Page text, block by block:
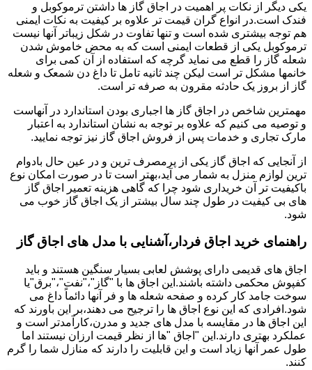
یکی دیگر از نکات پر اهمیت در اجاق گاز ها داشتن ترموکوبل و
فندک است.در انواع گران قیمت تر علاوه بر کیفیت به نکات ایمنی
هم توجه بیشتری شده است و تنها تفاوت در شکل زیباتر آنها نیست
ترموکوبل یکی از قطعات ایمنی است که به محض خاموش شدن
شعله گاز را قطع می نماید گرچه که استفاده از آن کمی برای
خانمها مشکل تر است لیکن چند ثانیه تامل تا داغ دن شمعک و شعله
گاز از بروز یک حادثه مقرون به صرفه تر است.
مهمترین شاخص در اجاق گاز ها اجباری بودن استاندارد در آنهاست
و توصیه می کنیم که علاوه بر توجه به نشان استاندارد به اعتبار
مارک تجاری و خدمات پس از فروش اجاق گاز نیز توجه نمایید.
از آنجایی که اجاق گاز یکی از پرمصرف ترین و در عین حال بادوام
ترین لوازم منزل به شمار می آید،بهتر است تا در صورت امکان نوع
باکیفیت تر آن خریداری شود چرا که گاهی هزینه تعمیر اجاق گاز
های بی کیفیت در طول چند سال بیشتر از یک اجاق گاز خوب می
شود.
راهنمای خرید اجاق فردار،آشنایی با مدل های اجاق گاز
اجاق های قدیمی دارای پوشش لعابی بسیار سنگین هستند و باید
کفپوش محکمی داشته باشند.این اجاق ها با "گاز"،"نفت"،"برق"یا
سوخت جامد کار کرده و صفحه شعله ها و فر آنها دائماً داغ می
شود.افرادی که این نوع اجاق ها را ترجیح می دهند،بر این باورند که
این اجاق ها در مقایسه با مدل های جدید و مدرن،کارآمدتر است و
عملکرد بهتری دارند.این "اجاق "ها از نظر قیمت ارزان نیستند اما
طول عمر آنها زیاد است و این قابلیت را دارند که منازل شما را گرم
کنند.